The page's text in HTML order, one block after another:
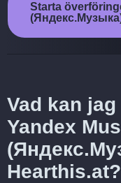
Starta
Vad kan
Yandex
Hearthis.at?